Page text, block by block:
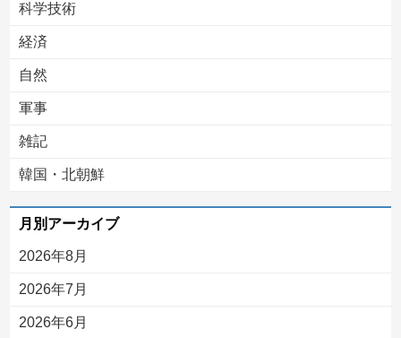
科学技術
経済
自然
軍事
雑記
韓国・北朝鮮
月別アーカイブ
2026年8月
2026年7月
2026年6月